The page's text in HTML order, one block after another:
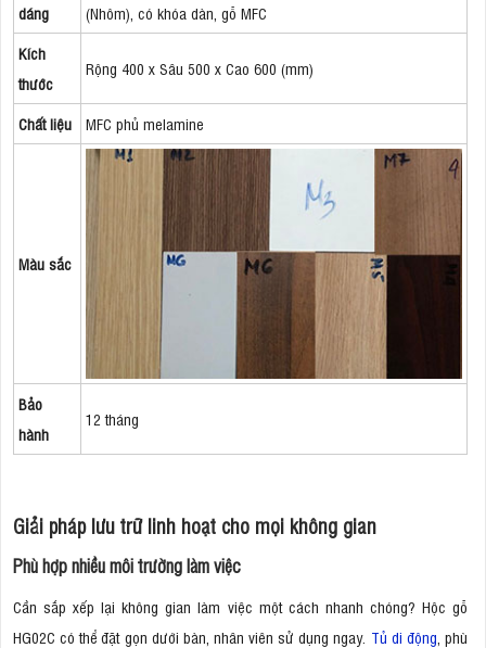
dáng
(Nhôm), có khóa dàn, gỗ MFC
Kích
thước
Rộng 400 x Sâu 500 x Cao 600 (mm)
Chất liệu MFC phủ melamine
Màu sắc
Bảo
hành
12 tháng
Giải pháp lưu trữ linh hoạt cho mọi không gian
Phù hợp nhiều môi trường làm việc
Cần sắp xếp lại không gian làm việc một cách nhanh chóng? Hộc gỗ
HG02C có thể đặt gọn dưới bàn, nhân viên sử dụng ngay. Tủ di động , phù